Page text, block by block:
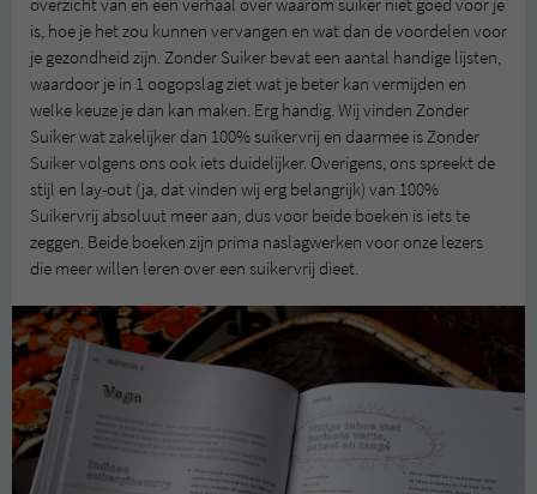
is, hoe je het zou kunnen vervangen en wat dan de voordelen voor
je gezondheid zijn. Zonder Suiker bevat een aantal handige lijsten,
waardoor je in 1 oogopslag ziet wat je beter kan vermijden en
welke keuze je dan kan maken. Erg handig. Wij vinden Zonder
Suiker wat zakelijker dan 100% suikervrij en daarmee is Zonder
Suiker volgens ons ook iets duidelijker. Overigens, ons spreekt de
stijl en lay-out (ja, dat vinden wij erg belangrijk) van 100%
Suikervrij absoluut meer aan, dus voor beide boeken is iets te
zeggen. Beide boeken zijn prima naslagwerken voor onze lezers
die meer willen leren over een suikervrij dieet.